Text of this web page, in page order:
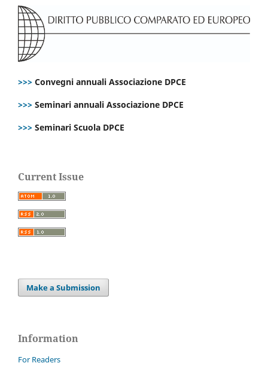
>>> Convegni annuali Associazione DPCE
>>> Seminari annuali Associazione DPCE
>>> Seminari Scuola DPCE
Current Issue
Make a Submission
Information
For Readers